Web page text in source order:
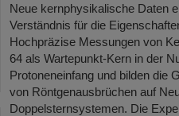
Neue kernphysikalische Daten
Verständnis für die
Hochpräzise Messungen von
64 als Wartepunkt-Kern in der
Protoneneinfang und bilden die
von Röntgenausbrüchen auf
Doppelsternsystemen. Die